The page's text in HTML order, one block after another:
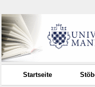
Startseite